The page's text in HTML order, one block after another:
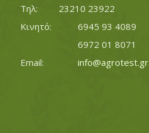
Τηλ:		23210 23922
Κινητό:		6945 93 4089
			6972 01 8071
info@agrotest.gr